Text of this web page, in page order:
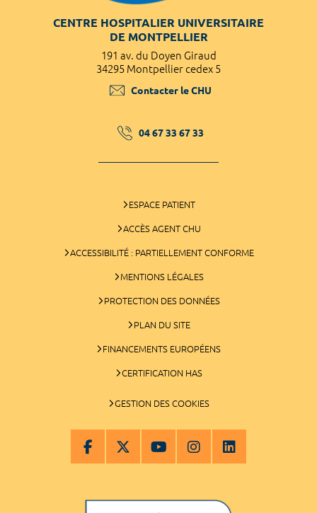
CENTRE HOSPITALIER UNIVERSITAIRE
DE MONTPELLIER
191 av. du Doyen Giraud
34295 Montpellier cedex 5
Contacter le CHU
04 67 33 67 33
ESPACE PATIENT
ACCÈS AGENT CHU
ACCESSIBILITÉ : PARTIELLEMENT CONFORME
MENTIONS LÉGALES
PROTECTION DES DONNÉES
PLAN DU SITE
FINANCEMENTS EUROPÉENS
CERTIFICATION HAS
GESTION DES COOKIES